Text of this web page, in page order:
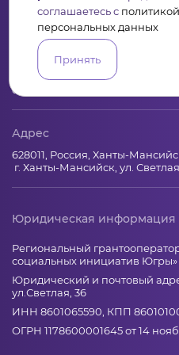
Контакты
+7 (346) 735-11-30
elkanko@ugranko.ru
Адрес
628011, Россия, Ханты-
г. Ханты-Мансийск, ул.
Юридическая информация
Региональный
социальных инициатив Югры»
Юридический и почтовый
ул.Светлая, 36
ИНН 8601065590, КПП
ОГРН 1178600001645 от 14
соглашаетесь с
персональных данных
Принять